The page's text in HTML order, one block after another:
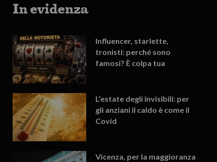
In evidenza
Influencer, starlette,
tronisti: perché sono
famosi? È colpa tua
L’estate degli invisibili: per
gli anziani il caldo è come il
Covid
Vicenza, per la maggioranza